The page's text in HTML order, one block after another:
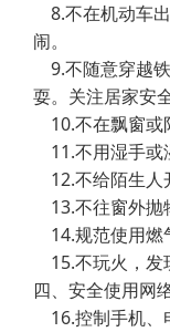
8.不在机动车
闹。
9.不随意穿越
耍。关注居家安
10.不在飘窗或
11.不用湿手或
12.不给陌生人
13.不往窗外抛
14.规范使用燃
15.不玩火，发
四、安全使用网
16.控制手机、